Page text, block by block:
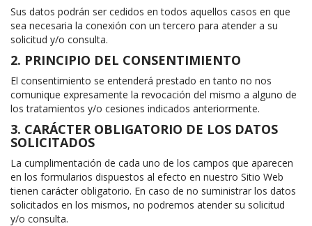
Sus datos podrán ser cedidos en todos aquellos casos en que
sea necesaria la conexión con un tercero para atender a su
solicitud y/o consulta.
2. PRINCIPIO DEL CONSENTIMIENTO
El consentimiento se entenderá prestado en tanto no nos
comunique expresamente la revocación del mismo a alguno de
los tratamientos y/o cesiones indicados anteriormente.
3. CARÁCTER OBLIGATORIO DE LOS DATOS
SOLICITADOS
La cumplimentación de cada uno de los campos que aparecen
en los formularios dispuestos al efecto en nuestro Sitio Web
tienen carácter obligatorio. En caso de no suministrar los datos
solicitados en los mismos, no podremos atender su solicitud
y/o consulta.